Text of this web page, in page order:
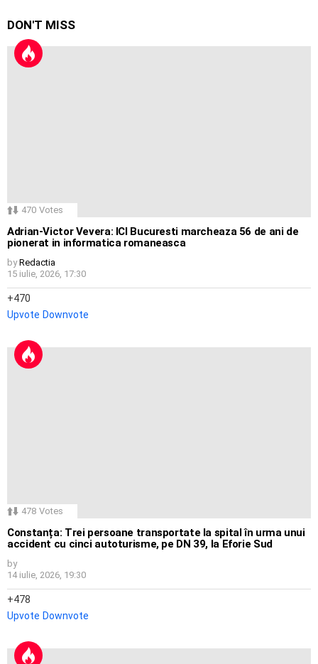
DON'T MISS
470 Votes
Adrian-Victor Vevera: ICI Bucuresti marcheaza 56 de ani de
pionerat in informatica romaneasca
by Redactia
15 iulie, 2026, 17:30
470
Upvote Downvote
478 Votes
Constanța: Trei persoane transportate la spital în urma unui
accident cu cinci autoturisme, pe DN 39, la Eforie Sud
by
14 iulie, 2026, 19:30
478
Upvote Downvote